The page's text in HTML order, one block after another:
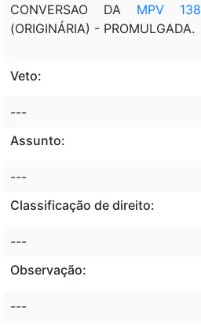
CONVERSAO DA MPV 138
(ORIGINÁRIA) - PROMULGADA.
Veto:
---
Assunto:
---
Classificação de direito:
---
Observação:
---